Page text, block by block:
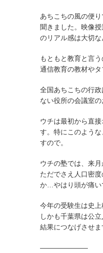
あちこちの風の便
聞きました。映像
のリアル感は大切な
もともと教育と言
通信教育の教材や
全国あちこちの行
ない役所の会議室
ウチは最初から直
す。特にこのよう
すので。
ウチの塾では、来
ただでさえ人口密
か…やはり頭が痛い
今年の受験生は史上
しかも千葉県は公
結果につなげさせま
———————